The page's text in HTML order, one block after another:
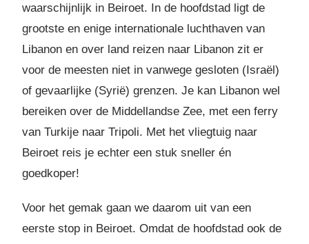
waarschijnlijk in Beiroet. In de hoofdstad ligt de
grootste en enige internationale luchthaven van
Libanon en over land reizen naar Libanon zit er
voor de meesten niet in vanwege gesloten (Israël)
of gevaarlijke (Syrië) grenzen. Je kan Libanon wel
bereiken over de Middellandse Zee, met een ferry
van Turkije naar Tripoli. Met het vliegtuig naar
Beiroet reis je echter een stuk sneller én
goedkoper!
Voor het gemak gaan we daarom uit van een
eerste stop in Beiroet. Omdat de hoofdstad ook de